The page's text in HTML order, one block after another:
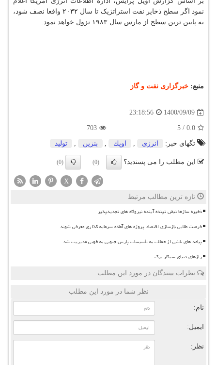
نمود اگر سطح ذخایر نفت استراتژیک تا سال ۲۰۳۲ واقعا نصف شود،
به پایین ترین سطح از مارس سال ۱۹۸۳ نزول خواهد نمود.
منبع: خبرگزاری نفت و گاز
1400/09/09
23:18:56
0.0
/
5
703
تگهای خبر: انرژی , اوپك , بنزین , تولید
این مطلب را می پسندید؟ (0)
(0)
X
تازه ترین مطالب مرتبط
ذخیره سازها نبض تپنده آینده نیروگاه های تجدیدپذیر
فرصت طلایی بازسازی اقتصاد پروژه های آماده سرمایه گذاری معرفی شوند
پیامد های ناشی از حملات به تأسیسات پارس جنوبی به خوبی مدیریت شد
رازهای دنیای سیگار برگ
نظرات بینندگان در مورد این مطلب
نظر شما در مورد این مطلب
نام:
ایمیل:
نظر: